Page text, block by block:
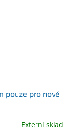
pouze pro nové
Externí sklad